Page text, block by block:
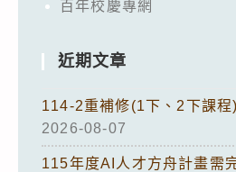
百年校慶專網
近期文章
114-2重補修(1下、2下課程
2026-08-07
115年度AI人才方舟計畫需